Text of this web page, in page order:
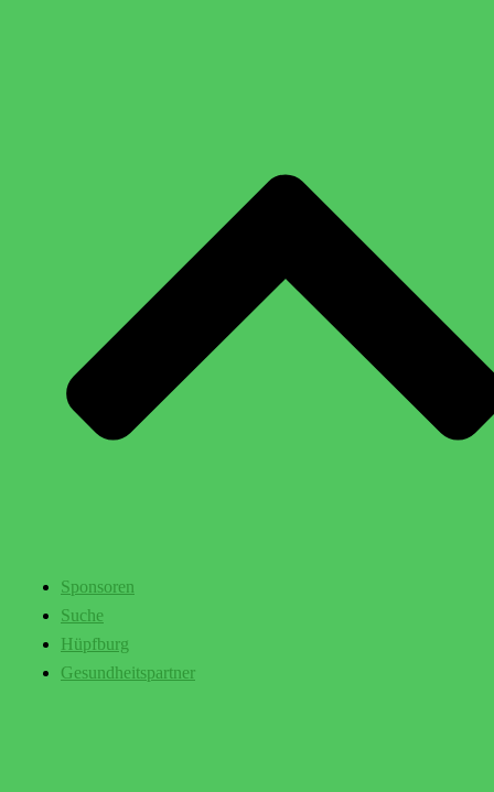
Sponsoren
Suche
Hüpfburg
Gesundheitspartner